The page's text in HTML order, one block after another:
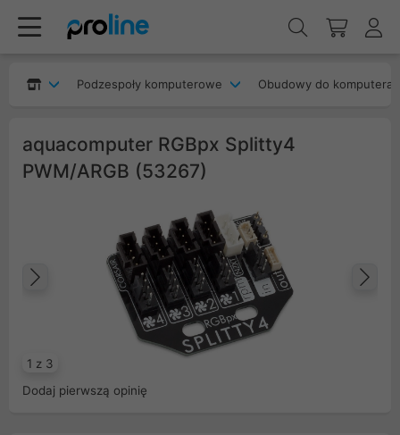
Podzespoły komputerowe Obudowy do komputera
aquacomputer RGBpx Splitty4
PWM/ARGB (53267)
1 z 3
Poprzedni
Dodaj pierwszą opinię